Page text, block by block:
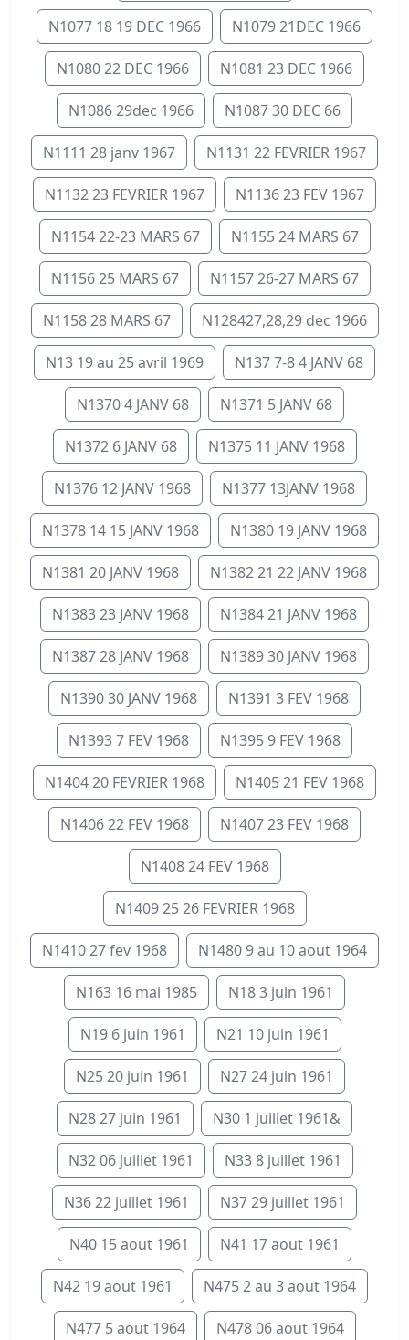
N1077 18 19 DEC 1966 N1079 21DEC 1966
N1080 22 DEC 1966 N1081 23 DEC 1966
N1086 29dec 1966 N1087 30 DEC 66
N1111 28 janv 1967 N1131 22 FEVRIER 1967
N1132 23 FEVRIER 1967 N1136 23 FEV 1967
N1154 22-23 MARS 67 N1155 24 MARS 67
N1156 25 MARS 67 N1157 26-27 MARS 67
N1158 28 MARS 67 N128427,28,29 dec 1966
N13 19 au 25 avril 1969 N137 7-8 4 JANV 68
N1370 4 JANV 68 N1371 5 JANV 68
N1372 6 JANV 68 N1375 11 JANV 1968
N1376 12 JANV 1968 N1377 13JANV 1968
N1378 14 15 JANV 1968 N1380 19 JANV 1968
N1381 20 JANV 1968 N1382 21 22 JANV 1968
N1383 23 JANV 1968 N1384 21 JANV 1968
N1387 28 JANV 1968 N1389 30 JANV 1968
N1390 30 JANV 1968 N1391 3 FEV 1968
N1393 7 FEV 1968 N1395 9 FEV 1968
N1404 20 FEVRIER 1968 N1405 21 FEV 1968
N1406 22 FEV 1968 N1407 23 FEV 1968
N1408 24 FEV 1968
N1409 25 26 FEVRIER 1968
N1410 27 fev 1968 N1480 9 au 10 aout 1964
N163 16 mai 1985 N18 3 juin 1961
N19 6 juin 1961 N21 10 juin 1961
N25 20 juin 1961 N27 24 juin 1961
N28 27 juin 1961 N30 1 juillet 1961&
N32 06 juillet 1961 N33 8 juillet 1961
N36 22 juillet 1961 N37 29 juillet 1961
N40 15 aout 1961 N41 17 aout 1961
N42 19 aout 1961 N475 2 au 3 aout 1964
N477 5 aout 1964 N478 06 aout 1964